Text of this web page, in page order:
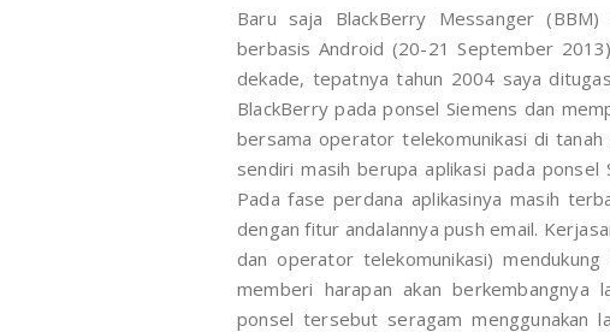
Baru saja BlackBerry Messanger
berbasis Android (20-21 September
dekade, tepatnya tahun 2004 saya
BlackBerry pada ponsel Siemens dan
bersama operator telekomunikasi di
sendiri masih berupa aplikasi pada
Pada fase perdana aplikasinya masih
dengan fitur andalannya push email.
dan operator telekomunikasi)
memberi harapan akan
ponsel tersebut seragam menggunakan